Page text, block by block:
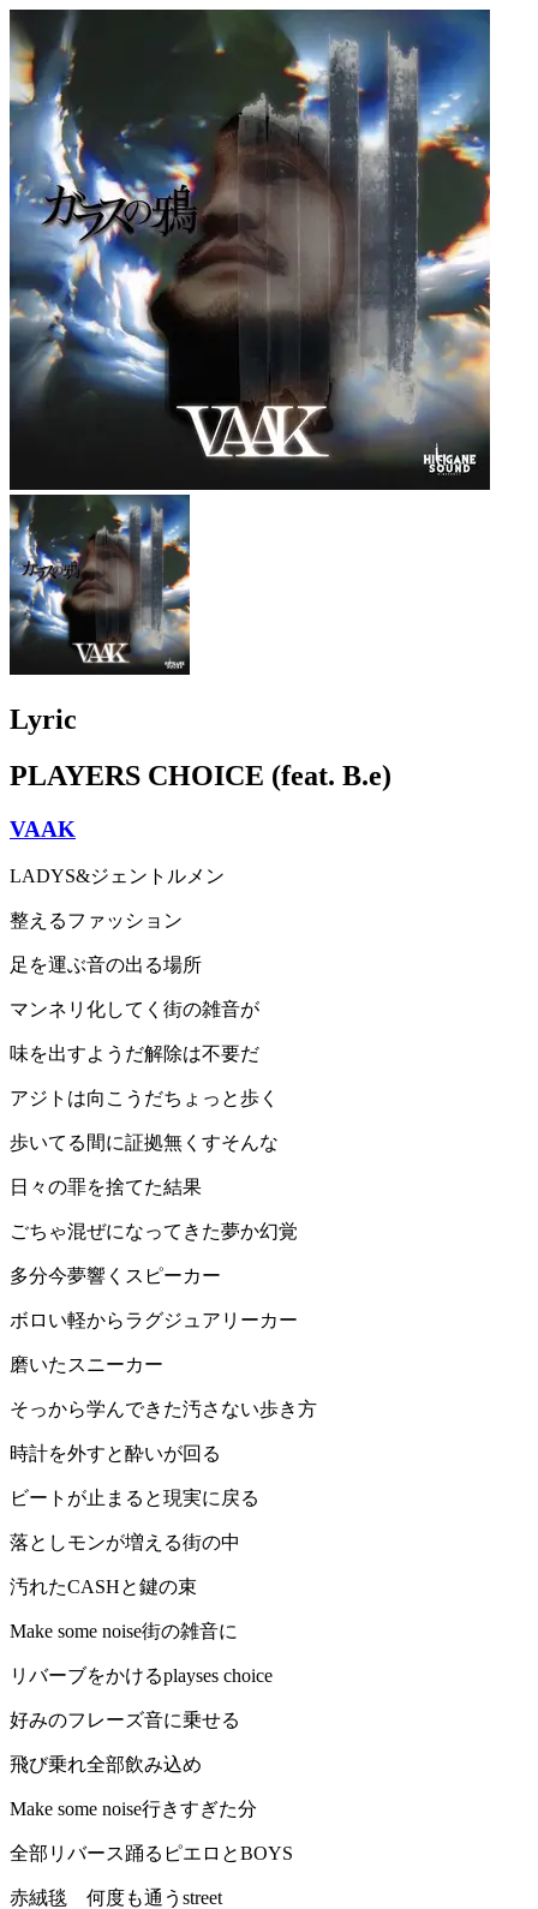
Lyric
PLAYERS CHOICE (feat. B.e)
VAAK
LADYS&ジェントルメン
整えるファッション
足を運ぶ音の出る場所
マンネリ化してく街の雑音が
味を出すようだ解除は不要だ
アジトは向こうだちょっと歩く
歩いてる間に証拠無くすそんな
日々の罪を捨てた結果
ごちゃ混ぜになってきた夢か幻覚
多分今夢響くスピーカー
ボロい軽からラグジュアリーカー
磨いたスニーカー
そっから学んできた汚さない歩き方
時計を外すと酔いが回る
ビートが止まると現実に戻る
落としモンが増える街の中
汚れたCASHと鍵の束
Make some noise街の雑音に
リバーブをかけるplayses choice
好みのフレーズ音に乗せる
飛び乗れ全部飲み込め
Make some noise行きすぎた分
全部リバース踊るピエロとBOYS
赤絨毯 何度も通うstreet